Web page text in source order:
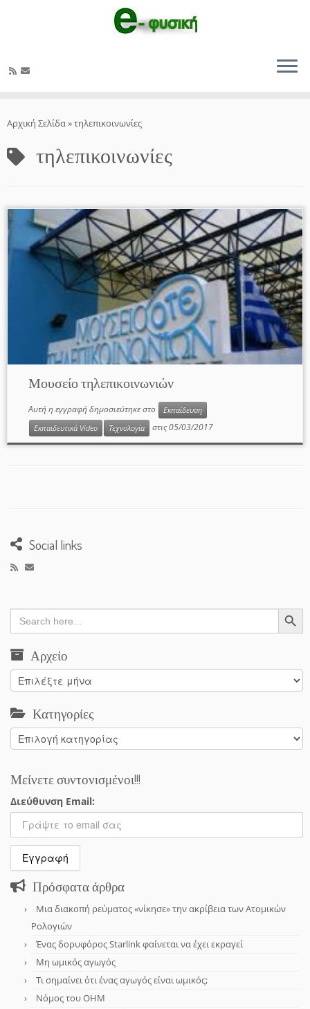
στο
Αρχική Σελίδα»τηλεπικοινωνίες
τηλεπικοινωνίες
Μουσείο τηλεπικοινωνιών
Αυτή η εγγραφή δημοσιεύτηκε στο
Εκπαίδευση
Εκπαιδευτικά Video
Τεχνολογία στις05/03/2017
Social links
Search
for:
Search Button
Αρχείο
Αρχείο
Κατηγορίες
Κατηγορίες
Μείνετε συντονισμένοι!!!
Διεύθυνση Email:
Πρόσφατα άρθρα
Μια διακοπή ρεύματος «νίκησε» την ακρίβεια των Ατομικών
Ρολογιών
Ένας δορυφόρος Starlink φαίνεται να έχει εκραγεί
Μη ωμικός αγωγός
Τι σημαίνει ότι ένας αγωγός είναι ωμικός;
Νόμος του OHM